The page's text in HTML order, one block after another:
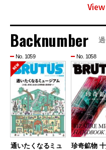
Backnumber
No. 1059
通いたくなるミュ
No. 1058
珍奇鉱物